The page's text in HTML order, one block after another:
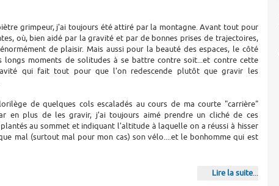
grimpeur, j'ai toujours été attiré par la montagne. Avant tout pour
où, bien aidé par la gravité et par de bonnes prises de trajectoires,
de plaisir. Mais aussi pour la beauté des espaces, le côté
longs moments de solitudes à se battre contre soit...et contre cette
qui fait tout pour que l'on redescende plutôt que gravir les
de quelques cols escaladés au cours de ma courte "carrière"
en plus de les gravir, j'ai toujours aimé prendre un cliché de ces
au sommet et indiquant l'altitude à laquelle on a réussi à hisser
mal (surtout mal pour mon cas) son vélo....et le bonhomme qui est
Lire la suite...